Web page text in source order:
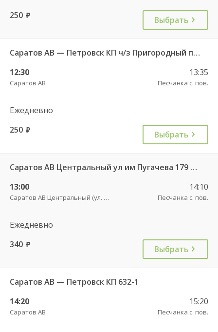
250 руб. Выбрать
Саратов АВ — Петровск КП ч/з Пригородный п. 507
12:30
Саратов АВ
13:35
Песчанка с. пов.
Ежедневно
250 руб. Выбрать
Саратов АВ Центральный ул им Пугачева 179 А — Петровск (ул Московская 101)
13:00
Саратов АВ Центральный (ул. им. Пугачева, 179 А)
14:10
Песчанка с. пов.
Ежедневно
340 руб. Выбрать
Саратов АВ — Петровск КП 632-1
14:20
Саратов АВ
15:20
Песчанка с. пов.